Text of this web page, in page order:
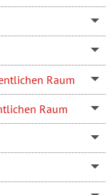
Raum
Raum